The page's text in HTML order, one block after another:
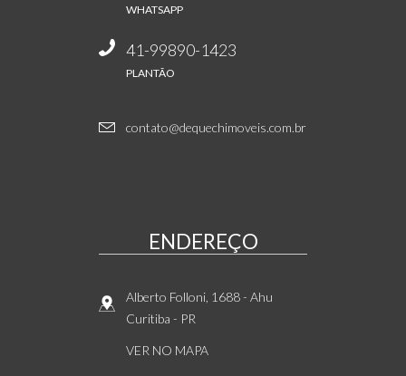
WHATSAPP
41-99890-1423
PLANTÃO
contato@dequechimoveis.com.br
ENDEREÇO
Alberto Folloni, 1688- Ahu
Curitiba - PR
VER NO MAPA